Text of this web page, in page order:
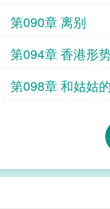
第090章 离别
第094章 香港形
第098章 和姑姑